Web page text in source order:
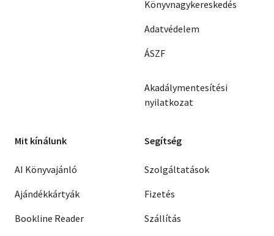
Könyvnagykereskedés
Adatvédelem
ÁSZF
Akadálymentesítési
nyilatkozat
Mit kínálunk
AI Könyvajánló
Ajándékkártyák
Bookline Reader
Segítség
Szolgáltatások
Fizetés
Szállítás